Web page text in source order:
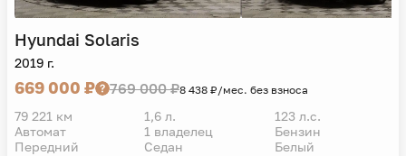
Hyundai Solaris
2019 г.
669 000 ₽ 769 000 ₽8 438 ₽/мес. без взноса
79 221 км 1,6 л.
123 л.с.
Автомат
1 владелец
Бензин
Передний
Седан Белый